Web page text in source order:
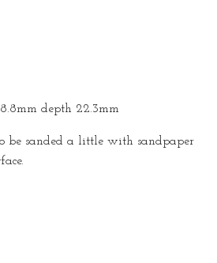
depth 22.3mm
be sanded a little with sandpaper